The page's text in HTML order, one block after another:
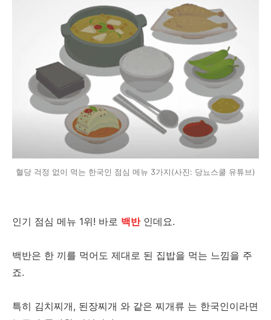
혈당 걱정 없이 먹는 한국인 점심 메뉴 3가지(사진: 당뇨스쿨 유튜브)
인기 점심 메뉴 1위! 바로 백반인데요.
백반은 한 끼를 먹어도 제대로 된 집밥을 먹는 느낌을 주
죠.
특히 김치찌개, 된장찌개 와 같은 찌개류 는 한국인이라면